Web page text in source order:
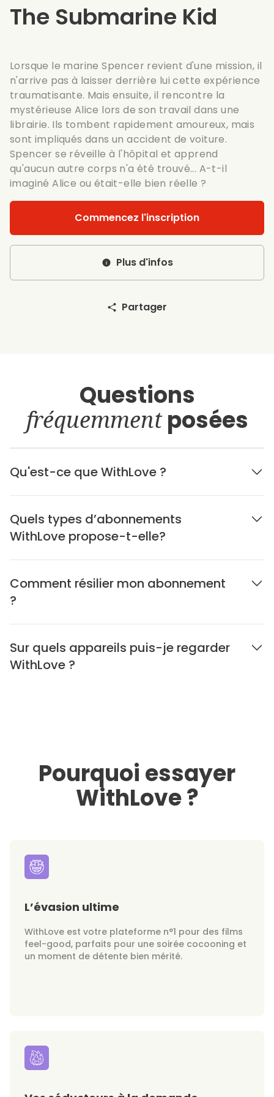
The Submarine Kid
Lorsque le marine Spencer revient d'une mission, il
n'arrive pas à laisser derrière lui cette expérience
traumatisante. Mais ensuite, il rencontre la
mystérieuse Alice lors de son travail dans une
librairie. Ils tombent rapidement amoureux, mais
sont impliqués dans un accident de voiture.
Spencer se réveille à l'hôpital et apprend
qu'aucun autre corps n'a été trouvé... A-t-il
imaginé Alice ou était-elle bien réelle ?
Commencez l'inscription
Plus d'infos
Partager
Questions
fréquemmentposées
Qu'est-ce que WithLove ?
Quels types d’abonnements
WithLove propose-t-elle?
Comment résilier mon abonnement
?
Sur quels appareils puis-je regarder
WithLove ?
Pourquoi essayer
WithLove ?
L’évasion ultime
WithLove est votre plateforme n°1 pour des films
feel-good, parfaits pour une soirée cocooning et
un moment de détente bien mérité.